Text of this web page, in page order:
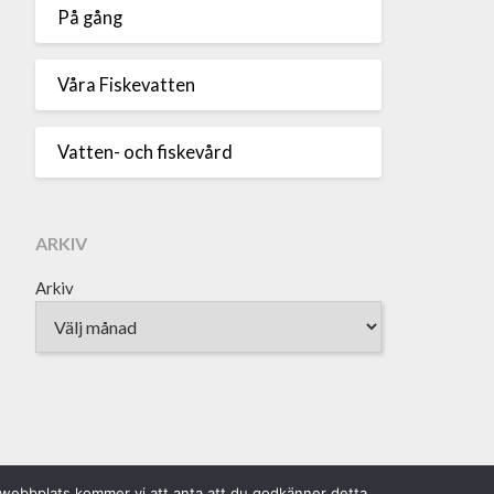
På gång
Våra Fiskevatten
Vatten- och fiskevård
ARKIV
Arkiv